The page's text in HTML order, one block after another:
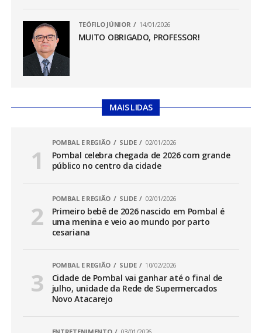
TEÓFILO JÚNIOR 14/01/2026
MUITO OBRIGADO, PROFESSOR!
MAIS LIDAS
POMBAL E REGIÃO SLIDE 02/01/2026
Pombal celebra chegada de 2026 com grande
público no centro da cidade
POMBAL E REGIÃO SLIDE 02/01/2026
Primeiro bebê de 2026 nascido em Pombal é
uma menina e veio ao mundo por parto
cesariana
POMBAL E REGIÃO SLIDE 10/02/2026
Cidade de Pombal vai ganhar até o final de
julho, unidade da Rede de Supermercados
Novo Atacarejo